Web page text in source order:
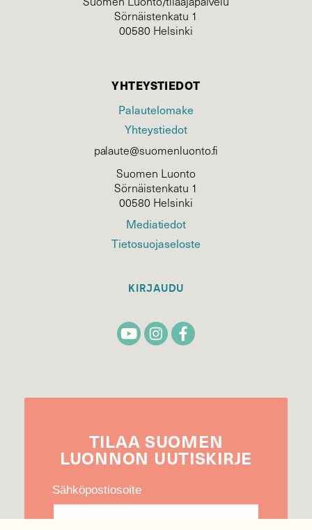
Sörnäistenkatu 1
00580 Helsinki
YHTEYSTIEDOT
Palautelomake
Yhteystiedot
palaute@suomenluonto.fi
Suomen Luonto
Sörnäistenkatu 1
00580 Helsinki
Mediatiedot
Tietosuojaseloste
KIRJAUDU
TILAA SUOMEN
LUONNON UUTIS­KIRJE
Sähköpostiosoite